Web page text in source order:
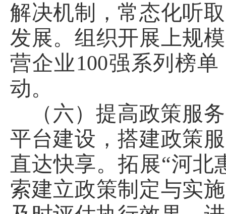
解决机制，常态化听
发展。组织开展上规
营企业100强系列榜
动。
（六）提高政策服
平台建设，搭建政策
直达快享。拓展“河北
索建立政策制定与实